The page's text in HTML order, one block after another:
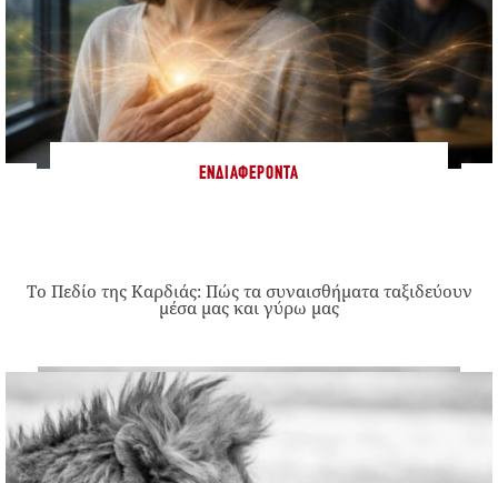
ΕΝΔΙΑΦΈΡΟΝΤΑ
Το Πεδίο της Καρδιάς: Πώς τα συναισθήματα ταξιδεύουν
μέσα μας και γύρω μας